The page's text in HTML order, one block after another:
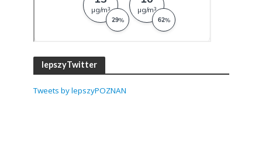
lepszyTwitter
Tweets by lepszyPOZNAN